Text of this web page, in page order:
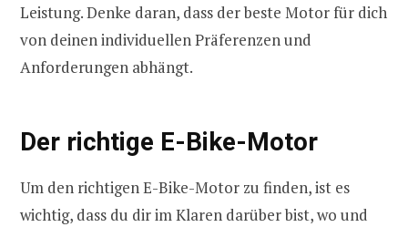
Leistung. Denke daran, dass der beste Motor für dich
von deinen individuellen Präferenzen und
Anforderungen abhängt.
Der richtige E-Bike-Motor
Um den richtigen E-Bike-Motor zu finden, ist es
wichtig, dass du dir im Klaren darüber bist, wo und